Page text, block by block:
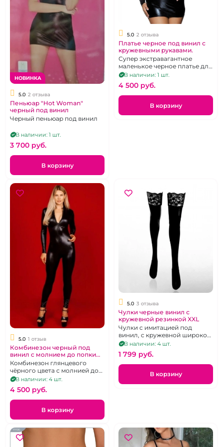
НОВИНКА
5.0 2 отзыва
Пеньюар "Hot Woman"
черный под винил
Черный пеньюар под винил
В наличии: 1 шт.
3 700 pуб.
В корзину
5.0 2 отзыва
Платье черное под винил с
кружевными рукавами.
Супер экстравагантное
маленькое черное платье для
корпулентных дам. Размер
52-56
В наличии: 1 шт.
4 500 pуб.
В корзину
5.0 1 отзыв
Комбинезон черный под
винил с молнием до попки
XL
Комбинезон глянцевого
чёрного цвета с молнией до
попки, р. XL
В наличии: 4 шт.
4 500 pуб.
В корзину
5.0 3 отзыва
Чулки черные винил с
кружевной резинкой XXL
Чулки с имитацией под
винил, с кружевной широко
резинкой на силиконовой
В наличии: 4 шт.
1 799 pуб.
В корзину